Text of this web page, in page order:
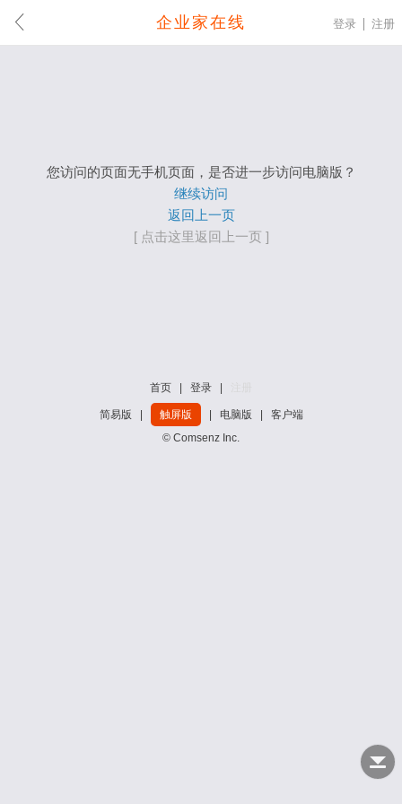
企业家在线 登录 注册
您访问的页面无手机页面，是否进一步访问电脑版？
继续访问
返回上一页
[ 点击这里返回上一页 ]
首页 登录
简易版 触屏版 电脑版
客户端
© Comsenz Inc.